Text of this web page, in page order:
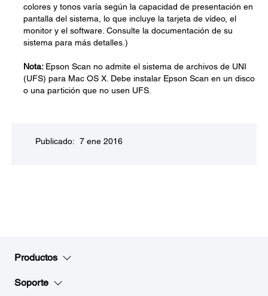
colores y tonos varía según la capacidad de presentación en
pantalla del sistema, lo que incluye la tarjeta de vídeo, el
monitor y el software. Consulte la documentación de su
sistema para más detalles.)
Nota: Epson Scan no admite el sistema de archivos de UNI
(UFS) para Mac OS X. Debe instalar Epson Scan en un disco
o una partición que no usen UFS.
Publicado: 7 ene 2016
Productos
Soporte